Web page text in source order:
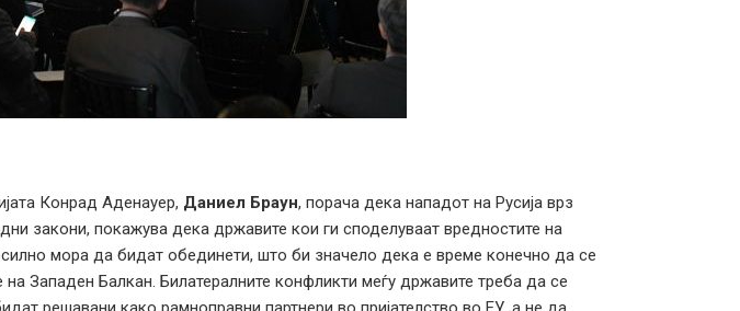
Конрад Аденауер, Даниел Браун, порача дека нападот на Русија врз
закони, покажува дека државите кои ги споделуваат вредностите на
мора да бидат обединети, што би значело дека е време конечно да се
Западен Балкан. Билатералните конфликти меѓу државите треба да се